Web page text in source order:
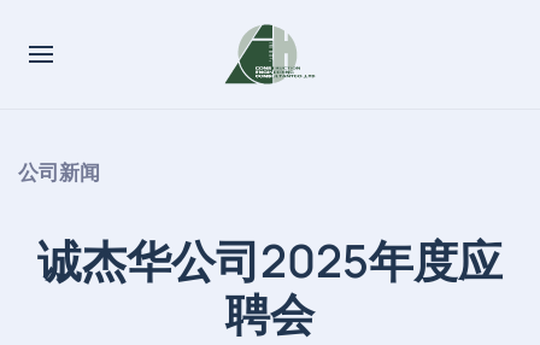
公司新闻
诚杰华公司2025年度应
聘会